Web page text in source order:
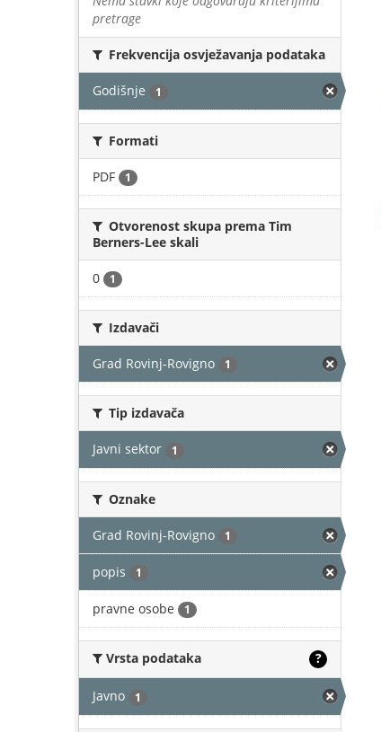
pretrage
Frekvencija osvježavanja podataka
Godišnje 1
Formati
PDF 1
Otvorenost skupa prema Tim
Berners-Lee skali
0 1
Izdavači
Grad Rovinj-Rovigno 1
Tip izdavača
Javni sektor 1
Oznake
Grad Rovinj-Rovigno 1
popis 1
pravne osobe 1
Vrsta podataka ?
Javno 1